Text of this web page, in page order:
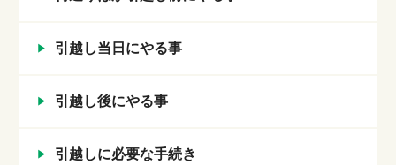
引越し当日にやる事
引越し後にやる事
引越しに必要な手続き